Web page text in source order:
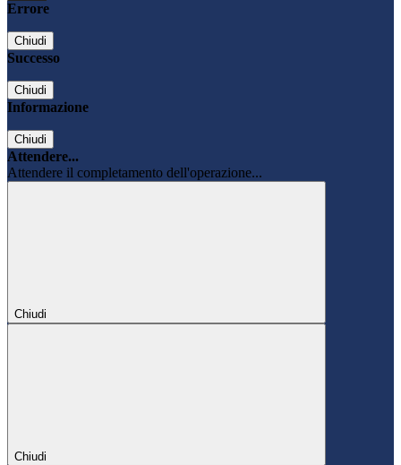
Errore
Chiudi
Successo
Chiudi
Informazione
Chiudi
Attendere...
Attendere il completamento dell'operazione...
Chiudi
Chiudi